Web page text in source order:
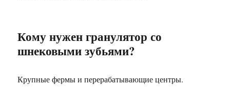
Кому нужен гранулятор со
шнековыми зубьями?
Крупные фермы и перерабатывающие центры.